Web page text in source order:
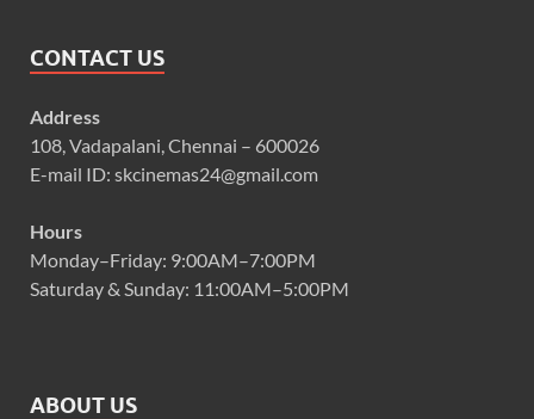
CONTACT US
Address
108, Vadapalani, Chennai – 600026
E-mail ID: skcinemas24@gmail.com
Hours
Monday–Friday: 9:00AM–7:00PM
Saturday & Sunday: 11:00AM–5:00PM
ABOUT US